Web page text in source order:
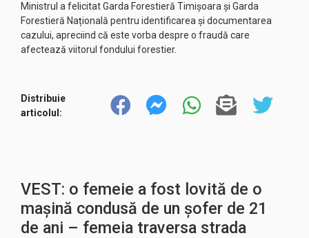
Ministrul a felicitat Garda Forestieră Timișoara și Garda
Forestieră Națională pentru identificarea și documentarea
cazului, apreciind că este vorba despre o fraudă care
afectează viitorul fondului forestier.
Distribuie
articolul:
VEST: o femeie a fost lovită de o
mașină condusă de un șofer de 21
de ani – femeia traversa strada